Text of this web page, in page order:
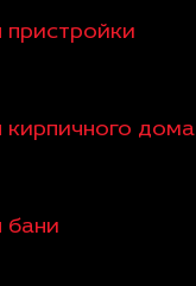
пристройки
кирпичного дома
бани